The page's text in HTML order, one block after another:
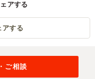
アする
アする
ご相談